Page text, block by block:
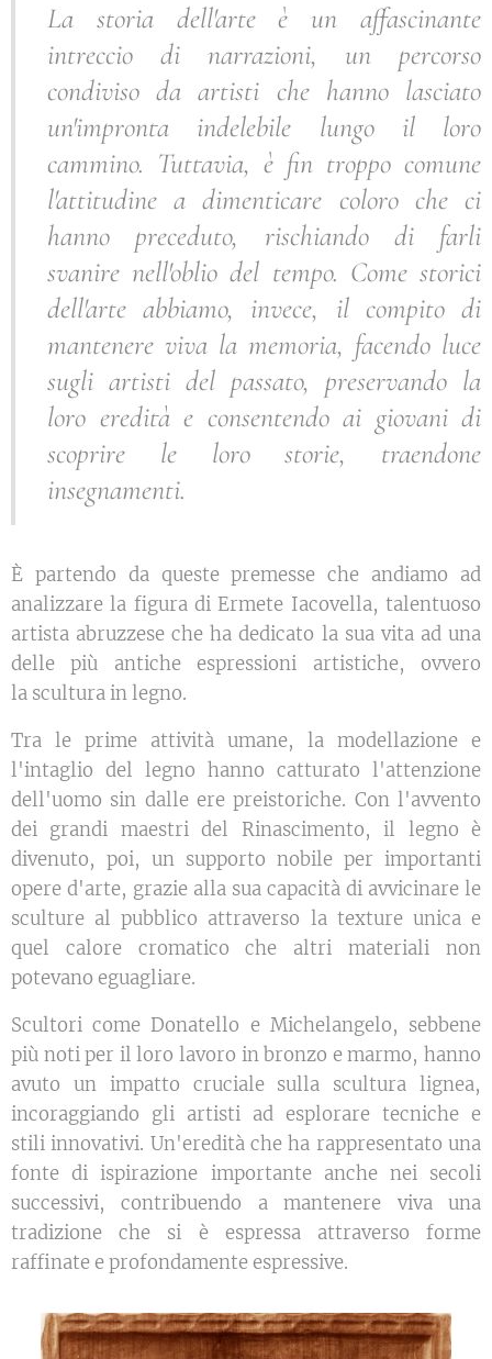
La storia dell'arte è un affascinante
intreccio di narrazioni, un percorso
condiviso da artisti che hanno lasciato
un'impronta indelebile lungo il loro
cammino. Tuttavia, è fin troppo comune
l'attitudine a dimenticare coloro che ci
hanno preceduto, rischiando di farli
svanire nell'oblio del tempo. Come storici
dell'arte abbiamo, invece, il compito di
mantenere viva la memoria, facendo luce
sugli artisti del passato, preservando la
loro eredità e consentendo ai giovani di
scoprire le loro storie, traendone
insegnamenti.
È partendo da queste premesse che andiamo ad
analizzare la figura di Ermete Iacovella, talentuoso
artista abruzzese che ha dedicato la sua vita ad una
delle più antiche espressioni artistiche, ovvero
la scultura in legno.
Tra le prime attività umane, la modellazione e
l'intaglio del legno hanno catturato l'attenzione
dell'uomo sin dalle ere preistoriche. Con l'avvento
dei grandi maestri del Rinascimento, il legno è
divenuto, poi, un supporto nobile per importanti
opere d'arte, grazie alla sua capacità di avvicinare le
sculture al pubblico attraverso la texture unica e
quel calore cromatico che altri materiali non
potevano eguagliare.
Scultori come Donatello e Michelangelo, sebbene
più noti per il loro lavoro in bronzo e marmo, hanno
avuto un impatto cruciale sulla scultura lignea,
incoraggiando gli artisti ad esplorare tecniche e
stili innovativi. Un'eredità che ha rappresentato una
fonte di ispirazione importante anche nei secoli
successivi, contribuendo a mantenere viva una
tradizione che si è espressa attraverso forme
raffinate e profondamente espressive.